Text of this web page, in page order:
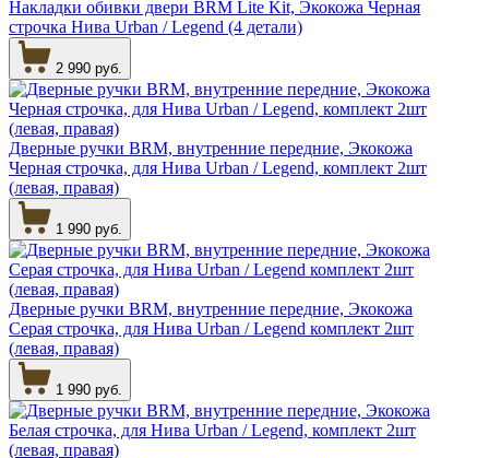
Накладки обивки двери BRM Lite Kit, Экокожа Черная
строчка Нива Urban / Legend (4 детали)
2 990 руб.
Дверные ручки BRM, внутренние передние, Экокожа
Черная строчка, для Нива Urban / Legend, комплект 2шт
(левая, правая)
1 990 руб.
Дверные ручки BRM, внутренние передние, Экокожа
Серая строчка, для Нива Urban / Legend комплект 2шт
(левая, правая)
1 990 руб.